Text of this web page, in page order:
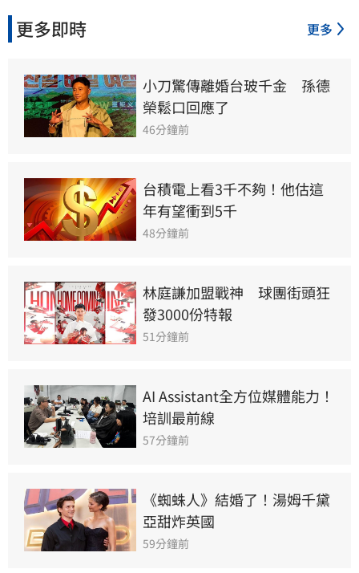
三立新聞網 SETN.com
更多即時 更多
小刀驚傳離婚台玻千金　孫德
榮鬆口回應了
46分鐘前
台積電上看3千不夠！他估這
年有望衝到5千
48分鐘前
林庭謙加盟戰神　球團街頭狂
發3000份特報
51分鐘前
AI Assistant全方位媒體能力！
培訓最前線
57分鐘前
《蜘蛛人》結婚了！湯姆千黛
亞甜炸英國
59分鐘前